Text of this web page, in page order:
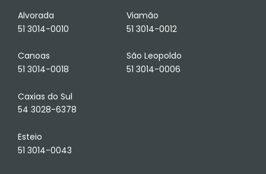
Alvorada
51 3014-0010
Canoas
51 3014-0018
Caxias do Sul
54 3028-6378
Esteio
51 3014-0043
Viamão
51 3014-0012
São Leopoldo
51 3014-0006